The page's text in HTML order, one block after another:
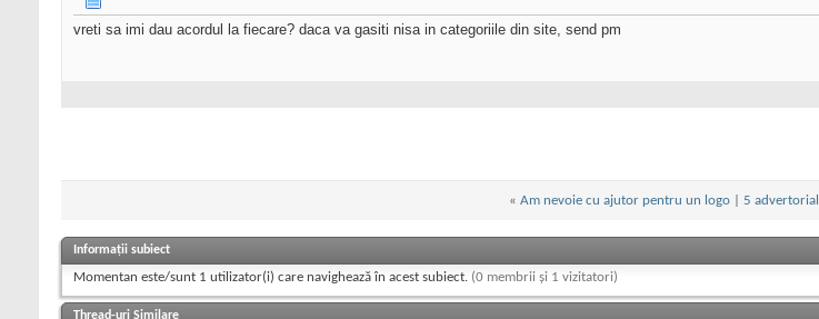
vreti sa imi dau acordul la fiecare? daca va gasiti nisa in categoriile din site, send pm
« Am nevoie cu ajutor pentru un logo| 5
Informații subiect
Momentan este/sunt 1 utilizator(i) care navighează în acest subiect. (0 membrii și 1 vizitatori)
Thread-uri Similare